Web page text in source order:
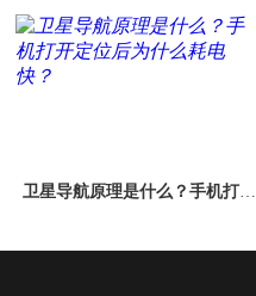
卫星导航原理是什么？手机打开